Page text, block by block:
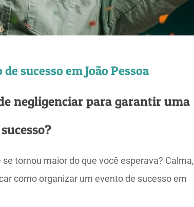
sucesso em João Pessoa
negligenciar para garantir uma
tornou maior do que você esperava? Calma,
como organizar um evento de sucesso em